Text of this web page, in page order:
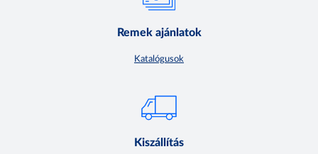
Remek ajánlatok
Katalógusok
Kiszállítás